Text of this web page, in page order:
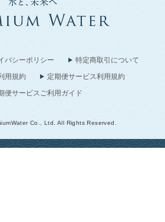
バシーポリシー
特定商取引について
用規約
定期便サービス利用規約
便サービスご利用ガイド
Co., Ltd. All Rights Reserved.